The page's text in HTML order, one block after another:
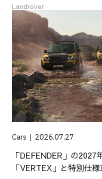
Landrover
Cars 2026.07.27
「DEFENDER」の
「VERTEX」と特別仕